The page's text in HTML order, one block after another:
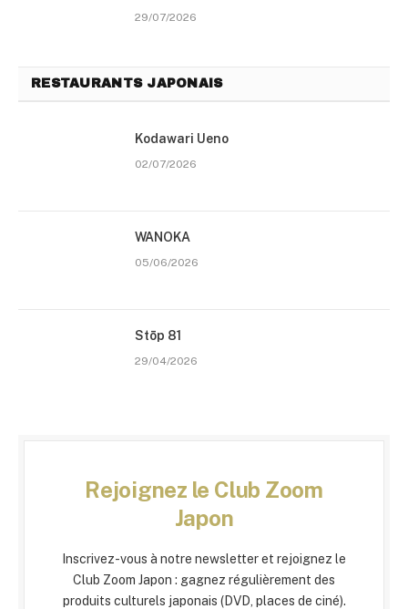
29/07/2026
RESTAURANTS JAPONAIS
Kodawari Ueno
02/07/2026
WANOKA
05/06/2026
Stōp 81
29/04/2026
Rejoignez le Club Zoom
Japon
Inscrivez-vous à notre newsletter et rejoignez le
Club Zoom Japon : gagnez régulièrement des
produits culturels japonais (DVD, places de ciné).